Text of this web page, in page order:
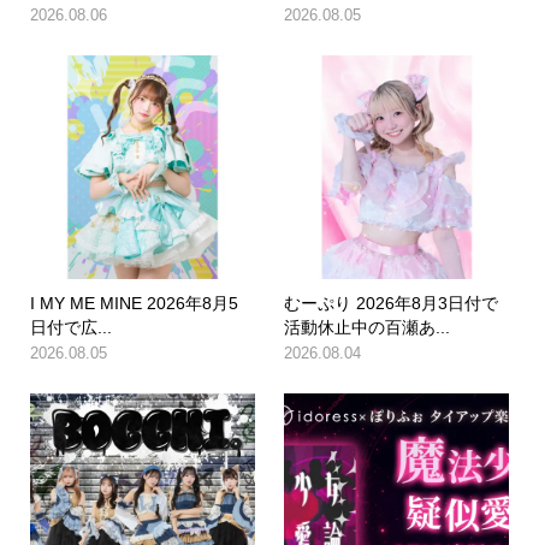
2026.08.06 2026.08.05
I MY ME MINE 2026年8月5
日付で広...
2026.08.05
むーぷり 2026年8月3日付で
活動休止中の百瀬あ...
2026.08.04